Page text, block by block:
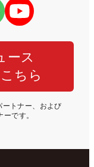
ース
ちら
トナー、および
です。